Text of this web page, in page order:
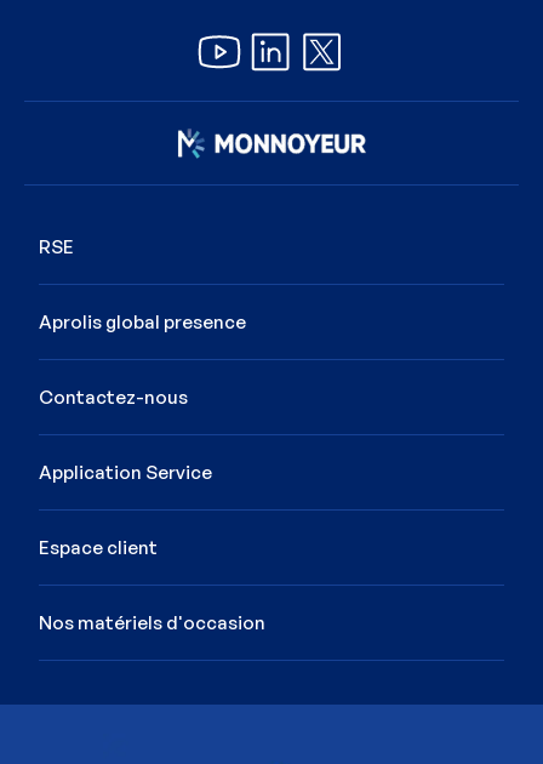
RSE
Aprolis global presence
Contactez-nous
Application Service
Espace client
Nos matériels d'occasion